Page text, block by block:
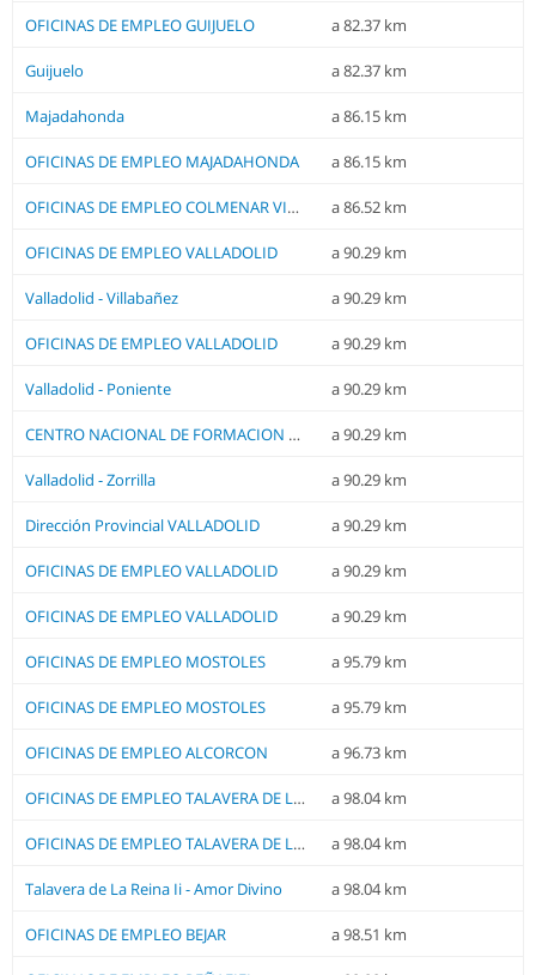
OFICINAS DE EMPLEO GUIJUELO a 82.37 km
Guijuelo a 82.37 km
Majadahonda a 86.15 km
OFICINAS DE EMPLEO MAJADAHONDA a 86.15 km
OFICINAS DE EMPLEO COLMENAR VIEJO a 86.52 km
OFICINAS DE EMPLEO VALLADOLID a 90.29 km
Valladolid - Villabañez a 90.29 km
OFICINAS DE EMPLEO VALLADOLID a 90.29 km
Valladolid - Poniente a 90.29 km
CENTRO NACIONAL DE FORMACION PROFESIONAL OCUPACIONAL VALLADOLID a 90.29 km
Valladolid - Zorrilla a 90.29 km
Dirección Provincial VALLADOLID a 90.29 km
OFICINAS DE EMPLEO VALLADOLID a 90.29 km
OFICINAS DE EMPLEO VALLADOLID a 90.29 km
OFICINAS DE EMPLEO MOSTOLES a 95.79 km
OFICINAS DE EMPLEO MOSTOLES a 95.79 km
OFICINAS DE EMPLEO ALCORCON a 96.73 km
OFICINAS DE EMPLEO TALAVERA DE LA REINA a 98.04 km
OFICINAS DE EMPLEO TALAVERA DE LA REINA a 98.04 km
Talavera de La Reina Ii - Amor Divino a 98.04 km
OFICINAS DE EMPLEO BEJAR a 98.51 km